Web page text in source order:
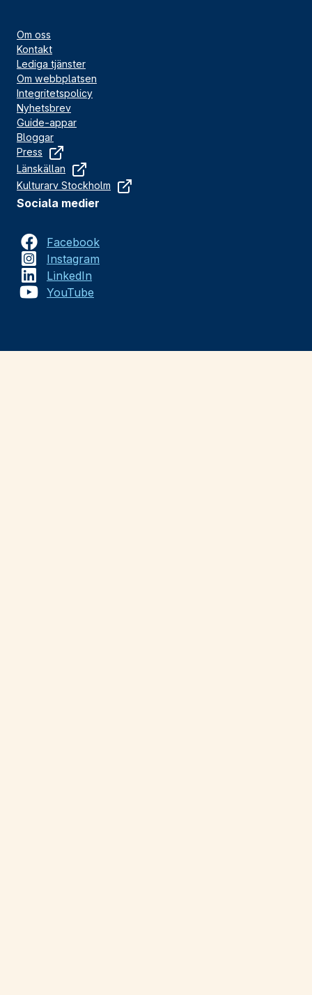
Om oss
Kontakt
Lediga tjänster
Om webbplatsen
Integritetspolicy
Nyhetsbrev
Guide-appar
Bloggar
Press
Länskällan
Kulturarv Stockholm
Sociala medier
Facebook
Instagram
LinkedIn
YouTube